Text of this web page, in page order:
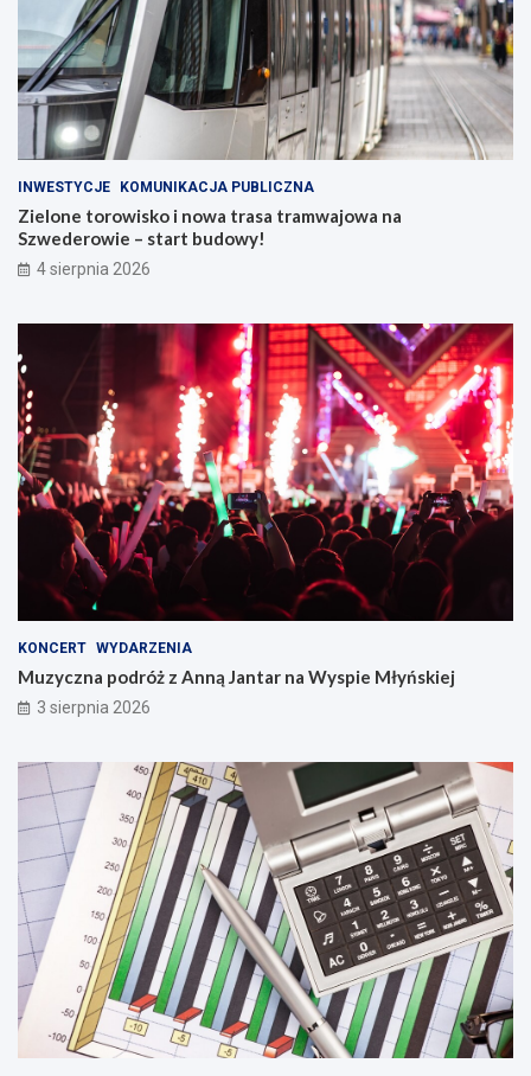
INWESTYCJE KOMUNIKACJA PUBLICZNA
Zielone torowisko i nowa trasa tramwajowa na
Szwederowie – start budowy!
4 sierpnia 2026
KONCERT WYDARZENIA
Muzyczna podróż z Anną Jantar na Wyspie Młyńskiej
3 sierpnia 2026